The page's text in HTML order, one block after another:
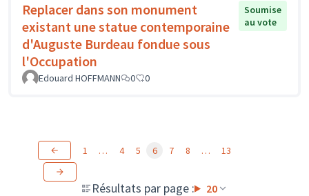
Replacer dans son monument
existant une statue contemporaine
d'Auguste Burdeau fondue sous
l'Occupation
Soumise
au vote
Edouard HOFFMANN 0 0
Résultats par page : 20
1 … 4 5 6 7 8 … 13